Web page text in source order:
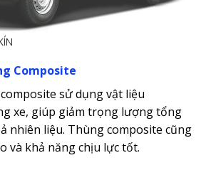
Composite
sử dụng vật liệu
xe, giúp giảm trọng lượng tổng
nhiên liệu. Thùng composite cũng
và khả năng chịu lực tốt.